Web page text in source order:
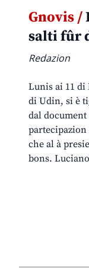
Gnovis /
salti fûr
Redazion
Lunis ai 11 di
di Udin, si è
dal
partecipazion
che al à
bons.